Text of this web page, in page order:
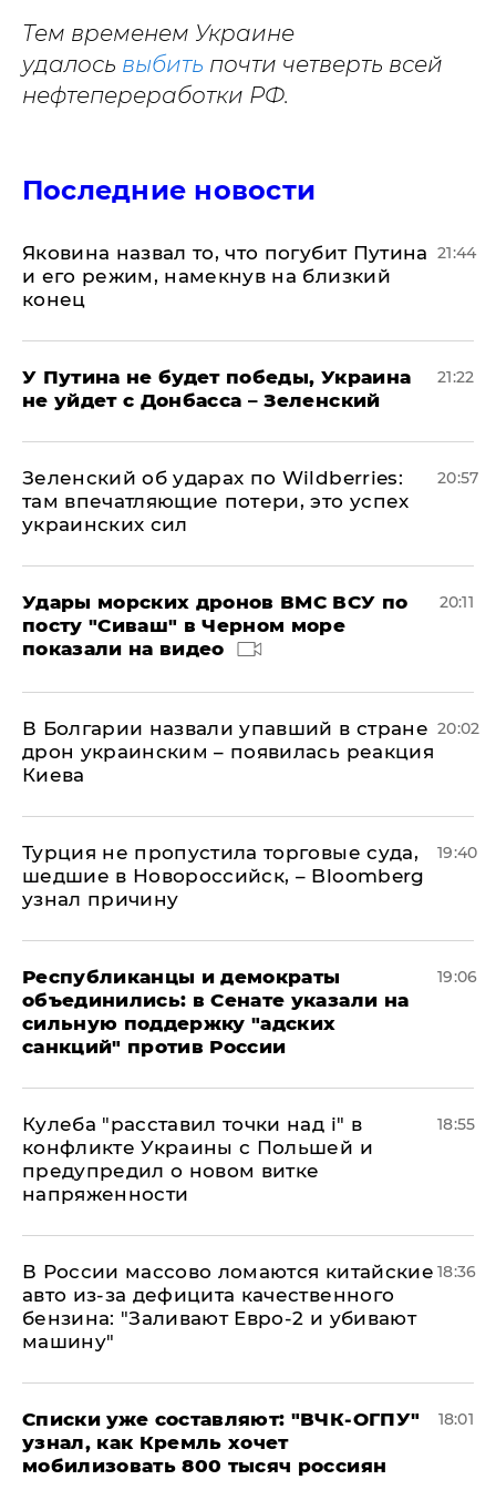
Тем временем Украине
удалось выбить почти четверть всей
нефтепереработки РФ.
Последние новости
Яковина назвал то, что погубит Путина
и его режим, намекнув на близкий
конец
21:44
У Путина не будет победы, Украина
не уйдет с Донбасса – Зеленский
21:22
Зеленский об ударах по Wildberries:
там впечатляющие потери, это успех
украинских сил
20:57
Удары морских дронов ВМС ВСУ по
посту "Сиваш" в Черном море
показали на видео
20:11
В Болгарии назвали упавший в стране
дрон украинским – появилась реакция
Киева
20:02
Турция не пропустила торговые суда,
шедшие в Новороссийск, – Bloomberg
узнал причину
19:40
Республиканцы и демократы
объединились: в Сенате указали на
сильную поддержку "адских
санкций" против России
19:06
Кулеба "расставил точки над і" в
конфликте Украины с Польшей и
предупредил о новом витке
напряженности
18:55
В России массово ломаются китайские
авто из-за дефицита качественного
бензина: "Заливают Евро-2 и убивают
машину"
18:36
Списки уже составляют: "ВЧК-ОГПУ"
узнал, как Кремль хочет
мобилизовать 800 тысяч россиян
18:01